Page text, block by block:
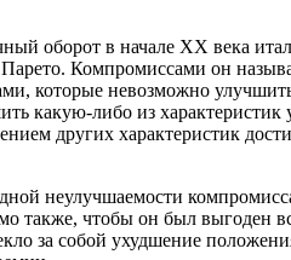
оборот в начале XX века
Компромиссами он
которые невозможно
какую-либо из характеристик
других характеристик
неулучшаемости
также, чтобы он был выгоден
за собой ухудшение